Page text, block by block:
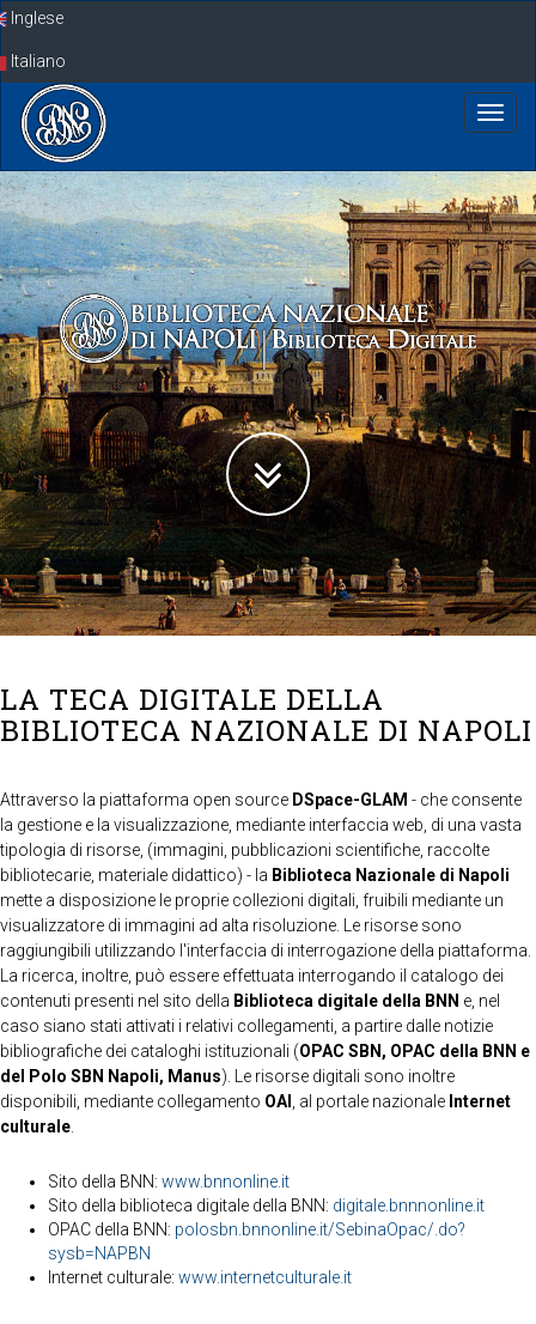
SkipInglese
Italiano
LA TECA DIGITALE DELLA
BIBLIOTECA NAZIONALE DI NAPOLI
Attraverso la piattaforma open source DSpace-GLAM - che consente
la gestione e la visualizzazione, mediante interfaccia web, di una vasta
tipologia di risorse, (immagini, pubblicazioni scientifiche, raccolte
bibliotecarie, materiale didattico) - la Biblioteca Nazionale di Napoli
mette a disposizione le proprie collezioni digitali, fruibili mediante un
visualizzatore di immagini ad alta risoluzione. Le risorse sono
raggiungibili utilizzando l'interfaccia di interrogazione della piattaforma.
La ricerca, inoltre, può essere effettuata interrogando il catalogo dei
contenuti presenti nel sito della Biblioteca digitale della BNN e, nel
caso siano stati attivati i relativi collegamenti, a partire dalle notizie
bibliografiche dei cataloghi istituzionali (OPAC SBN, OPAC della BNN e
del Polo SBN Napoli, Manus). Le risorse digitali sono inoltre
disponibili, mediante collegamento OAI , al portale nazionale Internet
culturale
Sito della BNN: www.bnnonline.it
Sito della biblioteca digitale della BNN: digitale.bnnnonline.it
OPAC della BNN: polosbn.bnnonline.it/SebinaOpac/.do?
sysb=NAPBN
Internet culturale: www.internetculturale.it